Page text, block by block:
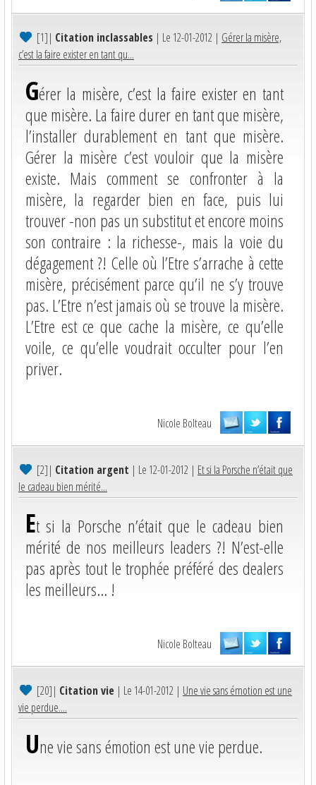
[1]| Citation inclassables | Le 12-01-2012 | Gérer la misère,
c’est la faire exister en tant qu...
Gérer la misère, c’est la faire exister en tant
que misère. La faire durer en tant que misère,
l’installer durablement en tant que misère.
Gérer la misère c’est vouloir que la misère
existe. Mais comment se confronter à la
misère, la regarder bien en face, puis lui
trouver -non pas un substitut et encore moins
son contraire : la richesse-, mais la voie du
dégagement ?! Celle où l’Etre s’arrache à cette
misère, précisément parce qu’il ne s’y trouve
pas. L’Etre n’est jamais où se trouve la misère.
L’Etre est ce que cache la misère, ce qu’elle
voile, ce qu’elle voudrait occulter pour l’en
priver.
Nicole Bolteau
[2]| Citation argent | Le 12-01-2012 | Et si la Porsche n’était que
le cadeau bien mérité...
Et si la Porsche n’était que le cadeau bien
mérité de nos meilleurs leaders ?! N’est-elle
pas après tout le trophée préféré des dealers
les meilleurs… !
Nicole Bolteau
[20]| Citation vie | Le 14-01-2012 | Une vie sans émotion est une
vie perdue....
Une vie sans émotion est une vie perdue.